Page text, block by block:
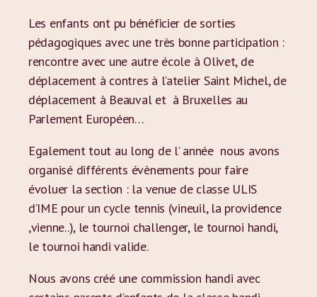
Les enfants ont pu bénéficier de sorties
pédagogiques avec une très bonne participation :
rencontre avec une autre école à Olivet, de
déplacement à contres à l’atelier Saint Michel, de
déplacement à Beauval et à Bruxelles au
Parlement Européen…
Egalement tout au long de l’ année nous avons
organisé différents évènements pour faire
évoluer la section : la venue de classe ULIS
d’IME pour un cycle tennis (vineuil, la providence
,vienne..), le tournoi challenger, le tournoi handi,
le tournoi handi valide.
Nous avons créé une commission handi avec